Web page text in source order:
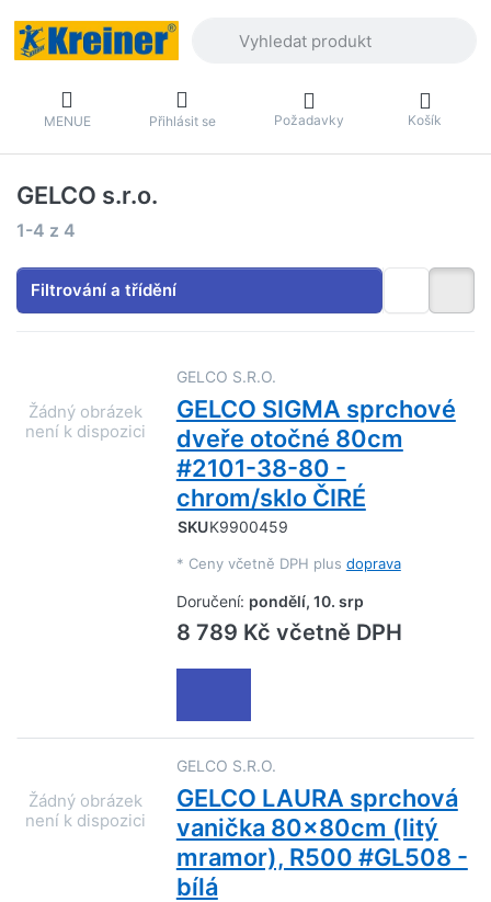
MENUE Přihlásit se Požadavky Košík
GELCO s.r.o.
Výsledky vyhledávání:
1-4 z 4
Filtrování a třídění
GELCO S.R.O.
GELCO SIGMA sprchové
dveře otočné 80cm
#2101-38-80 -
chrom/sklo ČIRÉ
SKUK9900459
* Ceny včetně DPH plus doprava
Doručení: pondělí, 10. srp
8 789 Kč včetně DPH
GELCO S.R.O.
GELCO LAURA sprchová
vanička 80x80cm (litý
mramor), R500 #GL508 -
bílá